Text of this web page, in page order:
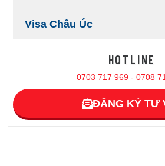
Visa Châu Úc
HOTLINE
0703 717 969 - 0708
ĐĂNG KÝ TƯ